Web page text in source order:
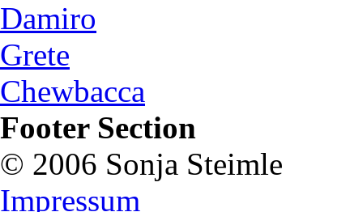
Damiro
Grete
Chewbacca
Footer Section
© 2006 Sonja Steimle
Impressum